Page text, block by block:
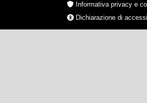
Informativa privacy e
Dichiarazione di